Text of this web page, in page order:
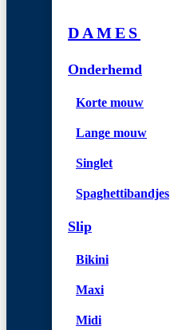
DAMES
Onderhemd
Korte mouw
Lange mouw
Singlet
Spaghettibandjes
Slip
Bikini
Maxi
Midi